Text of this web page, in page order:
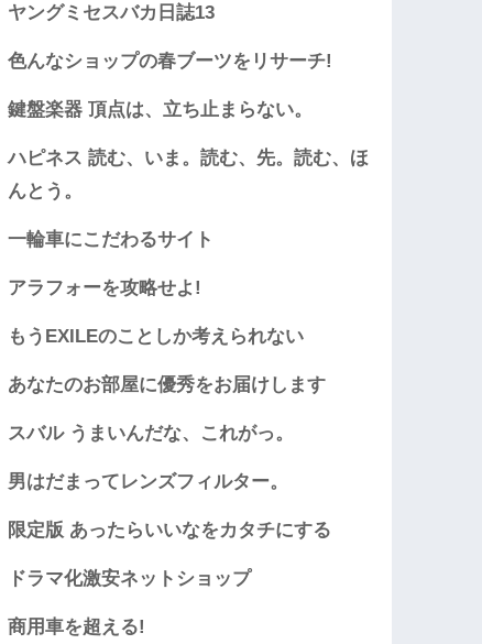
ヤングミセスバカ日誌13
色んなショップの春ブーツをリサーチ!
鍵盤楽器 頂点は、立ち止まらない。
ハピネス 読む、いま。読む、先。読む、ほ
んとう。
一輪車にこだわるサイト
アラフォーを攻略せよ!
もうEXILEのことしか考えられない
あなたのお部屋に優秀をお届けします
スバル うまいんだな、これがっ。
男はだまってレンズフィルター。
限定版 あったらいいなをカタチにする
ドラマ化激安ネットショップ
商用車を超える!